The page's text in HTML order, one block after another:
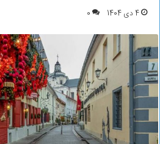
4 دی 1404 0